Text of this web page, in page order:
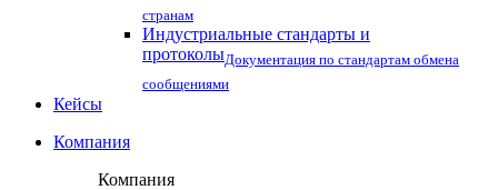
странам
Индустриальные стандарты и
протоколыДокументация по стандартам обмена
сообщениями
Кейсы
Компания
Компания